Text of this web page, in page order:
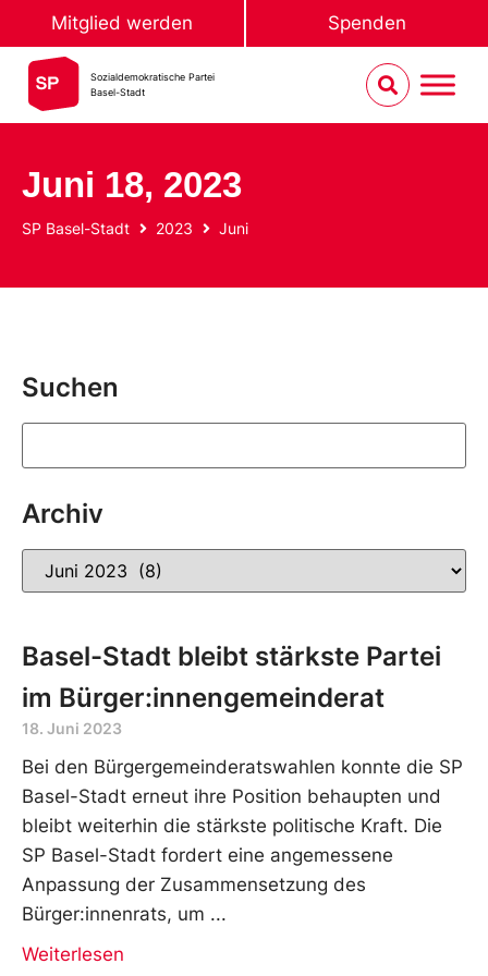
Mitglied werden Spenden
Sozialdemokratische Partei
Basel-Stadt
Juni 18, 2023
SP Basel-Stadt 2023 Juni
Suchen
Archiv
Basel-Stadt bleibt stärkste Partei
im Bürger:innengemeinderat
18. Juni 2023
Bei den Bürgergemeinderatswahlen konnte die SP
Basel-Stadt erneut ihre Position behaupten und
bleibt weiterhin die stärkste politische Kraft. Die
SP Basel-Stadt fordert eine angemessene
Anpassung der Zusammensetzung des
Bürger:innenrats, um
Weiterlesen